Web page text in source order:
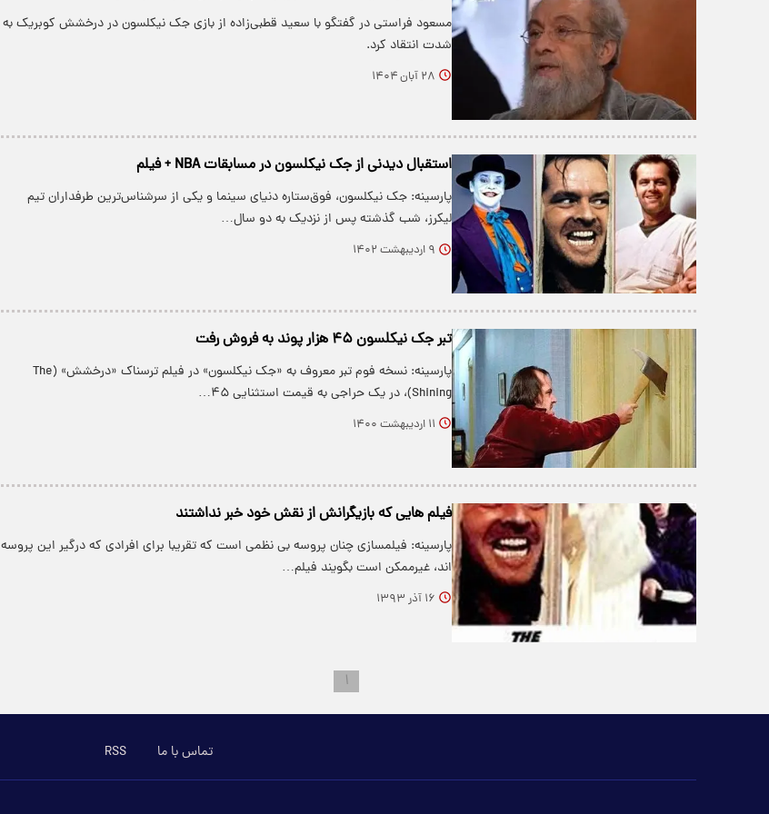
مسعود فراستی در گفتگو با سعید قطبی‌زاده از بازی جک نیکلسون در درخشش کوبریک به
شدت انتقاد کرد.
۲۸ آبان ۱۴۰۴
استقبال دیدنی از جک نیکلسون در مسابقات NBA + فیلم
پارسینه: جک نیکلسون، فوق‌ستاره دنیای سینما و یکی از سرشناس‌ترین طرفداران تیم
لیکرز، شب گذشته پس از نزدیک به دو سال…
۹ اردیبهشت ۱۴۰۲
تبر جک نیکلسون ۴۵ هزار پوند به فروش رفت
پارسینه: نسخه فوم تبر معروف به «جک نیکلسون» در فیلم ترسناک «درخشش» (The
Shining)، در یک حراجی به قیمت استثنایی ۴۵…
۱۱ اردیبهشت ۱۴۰۰
فیلم هایی که بازیگرانش از نقش خود خبر نداشتند
پارسینه: فیلمسازی چنان پروسه بی نظمی است که تقریبا برای افرادی که درگیر این پروسه
اند، غیرممکن است بگویند فیلم…
۱۶ آذر ۱۳۹۳
۱
تماس با ما RSS